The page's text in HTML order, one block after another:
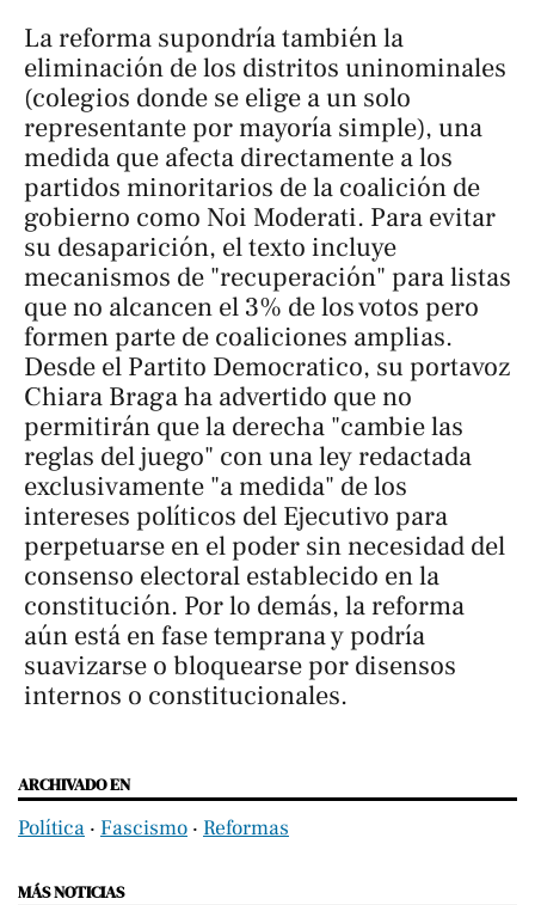
La reforma supondría también la
eliminación de los distritos uninominales
(colegios donde se elige a un solo
representante por mayoría simple), una
medida que afecta directamente a los
partidos minoritarios de la coalición de
gobierno como Noi Moderati. Para evitar
su desaparición, el texto incluye
mecanismos de "recuperación" para listas
que no alcancen el 3% de los votos pero
formen parte de coaliciones amplias.
Desde el Partito Democratico, su portavoz
Chiara Braga ha advertido que no
permitirán que la derecha "cambie las
reglas del juego" con una ley redactada
exclusivamente "a medida" de los
intereses políticos del Ejecutivo para
perpetuarse en el poder sin necesidad del
consenso electoral establecido en la
constitución. Por lo demás, la reforma
aún está en fase temprana y podría
suavizarse o bloquearse por disensos
internos o constitucionales.
ARCHIVADO EN
Política ‧ Fascismo ‧ Reformas
MÁS NOTICIAS